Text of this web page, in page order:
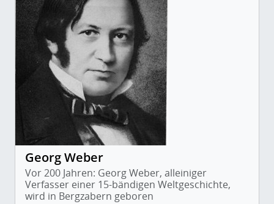
Georg Weber
Vor 200 Jahren: Georg Weber, alleiniger
Verfasser einer 15-bändigen Weltgeschichte,
wird in Bergzabern geboren